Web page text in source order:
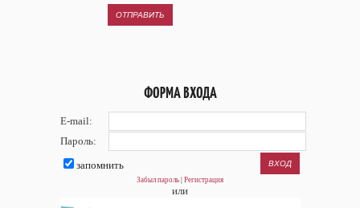
ОТПРАВИТЬ
ФОРМА ВХОДА
E-mail:
Пароль:
запомнить
Забыл пароль Регистрация
или